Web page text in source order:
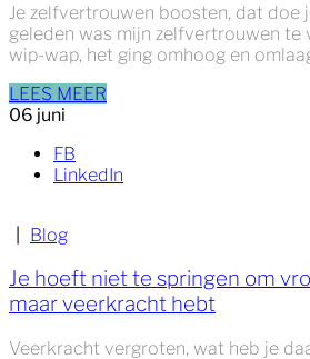
Je zelfvertrouwen boosten, dat doe
geleden was mijn zelfvertrouwen te
wip-wap, het ging omhoog en
LEES MEER
06 juni
FB
LinkedIn
Blog
Je hoeft niet te springen om
maar veerkracht hebt
Veerkracht vergroten, wat heb je